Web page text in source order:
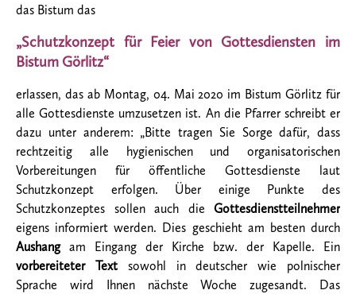
das Bistum das
„Schutzkonzept für Feier von Gottesdiensten im
Bistum Görlitz“
erlassen, das ab Montag, 04. Mai 2020 im Bistum Görlitz für
alle Gottesdienste umzusetzen ist. An die Pfarrer schreibt er
dazu unter anderem: „Bitte tragen Sie Sorge dafür, dass
rechtzeitig alle hygienischen und organisatorischen
Vorbereitungen für öffentliche Gottesdienste laut
Schutzkonzept erfolgen. Über einige Punkte des
Schutzkonzeptes sollen auch die Gottesdienstteilnehmer
eigens informiert werden. Dies geschieht am besten durch
Aushangam Eingang der Kirche bzw. der Kapelle. Ein
vorbereiteter Text sowohl in deutscher wie polnischer
Sprache wird Ihnen nächste Woche zugesandt. Das